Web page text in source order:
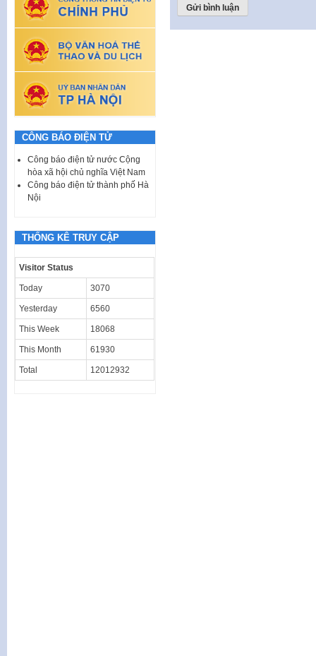
CÔNG BÁO ĐIỆN TỬ
Công báo điện tử nước Cộng
hòa xã hội chủ nghĩa Việt Nam
Công báo điện tử thành phố Hà
Nội
THỐNG KÊ TRUY CẬP
Visitor Status
Today 3070
Yesterday 6560
This Week 18068
This Month 61930
Total 12012932